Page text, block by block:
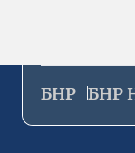
БНР БНР